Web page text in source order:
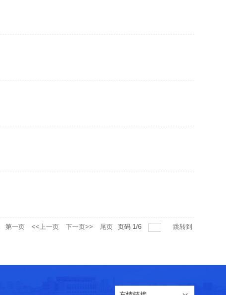
第一页 <<上一页 下一页>> 尾页 页码 1/6 跳转到